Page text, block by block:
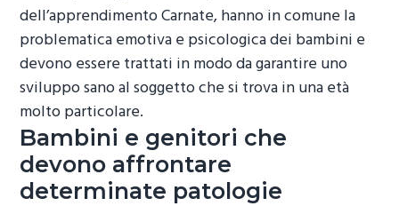
dell’apprendimento Carnate, hanno in comune la
problematica emotiva e psicologica dei bambini e
devono essere trattati in modo da garantire uno
sviluppo sano al soggetto che si trova in una età
molto particolare.
Bambini e genitori che
devono affrontare
determinate patologie